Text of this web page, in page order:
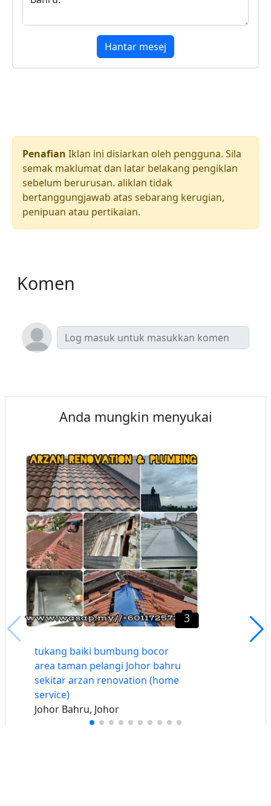
Hantar mesej
Penafian Iklan ini disiarkan oleh pengguna. Sila
semak maklumat dan latar belakang pengiklan
sebelum berurusan. aliklan tidak
bertanggungjawab atas sebarang kerugian,
penipuan atau pertikaian.
Komen
Anda mungkin menyukai
3
tukang baiki bumbung bocor
area taman pelangi Johor bahru
sekitar arzan renovation (home
service)
Johor Bahru, Johor